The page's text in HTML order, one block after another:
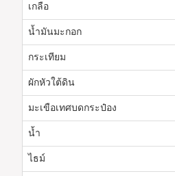
เกลือ
น้ำมันมะกอก
กระเทียม
ผักหัวใต้ดิน
มะเขือเทศบดกระป๋อง
น้ำ
ไธม์